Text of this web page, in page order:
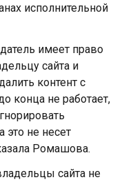
исполнительной
имеет право
сайта и
контент с
конца не работает,
это не несет
Ромашова.
сайта не